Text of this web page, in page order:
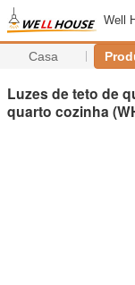
Well
Casa
Luzes de teto de
quarto cozinha